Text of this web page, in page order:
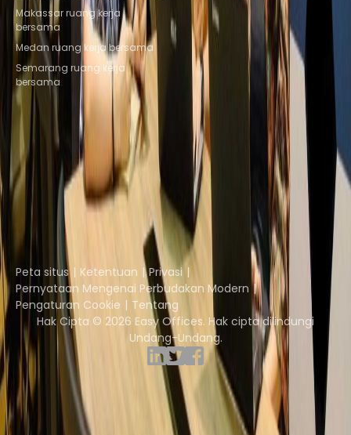
Makassar ruang kerja
bersama
Medan ruang kerja bersama
Semarang ruang kerja
bersama
Telusuri ruang
Instant Offices Coworker
The Instant Group Coworking Insights
Coworkintel Davinci Meeting Rooms
Davinci Virtual Incendium
Bagian dari
Instant Group
Peta situs Ketentuan
Privasi
Pernyataan Mengenai Perbudakan Modern
Pengaturan Cookie
Tentang
Hak Cipta © 2026 Easy Offices. Hak cipta dilindungi
Undang-Undang.